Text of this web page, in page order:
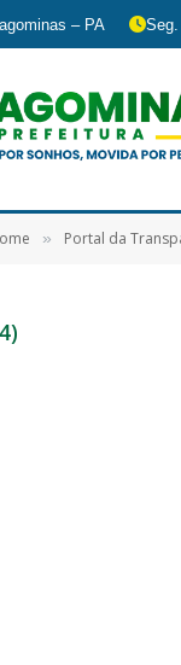
– PA
» Portal da